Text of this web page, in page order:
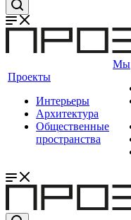
Проекты
Интерьеры
Архитектура
Общественные
пространства
Мы